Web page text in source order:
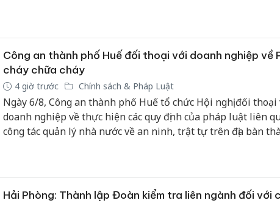
Công an thành phố Huế đối thoại với doanh nghiệp về
cháy chữa cháy
4 giờ trước Chính sách & Pháp Luật
Ngày 6/8, Công an thành phố Huế tổ chức Hội nghị đối thoại
doanh nghiệp về thực hiện các quy định của pháp luật liên
công tác quản lý nhà nước về an ninh, trật tự trên địa bàn
Hải Phòng: Thành lập Đoàn kiểm tra liên ngành đối với